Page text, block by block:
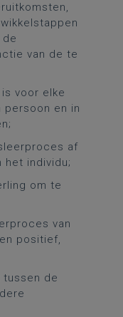
van de te
voor elke
persoon en in
af
individu;
om te
van
positief,
de